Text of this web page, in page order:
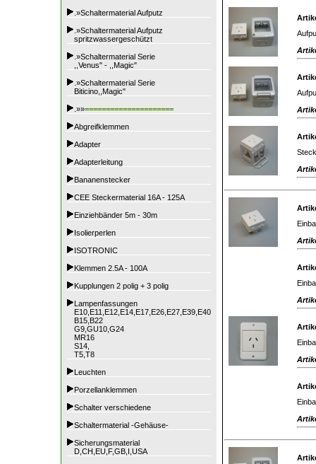
.»Schaltermaterial Aufputz
.»Schaltermaterial Aufputz
spritzwassergeschützt
.»Schaltermaterial Serie
,,Venus" - ,,Magic"
.»Schaltermaterial Serie
Biticino,,Magic"
.»»=====================
Abgreifklemmen
Adapter
Adapterleitung
Bananenstecker
CEE Steckermaterial 16A - 125A
Einziehbänder 5m - 30m
Isolierperlen
ISOTRONIC
Klemmen 2.5A - 100A
Kupplungen 2 polig + 3 polig
Lampenfassungen
E10,E11,E12,E14,E17,E26,E27,E39,E40
B15,B22
G9,GU10,G24
MR16
S14,
T5,T8
Leuchten
Porzellanklemmen
Schalter verschiedene
Schaltermaterial -Gehäuse-
Sicherungsmaterial
D,CH,EU,F,GB,I,USA